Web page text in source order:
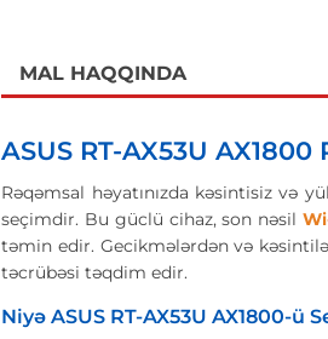
MAL HAQQINDA
ASUS RT-AX53U
Rəqəmsal həyatınızda kəsintisiz və
seçimdir. Bu güclü cihaz, son nəsil
təmin edir. Gecikmələrdən və
təcrübəsi təqdim edir.
Niyə ASUS RT-AX53U AX1800-ü